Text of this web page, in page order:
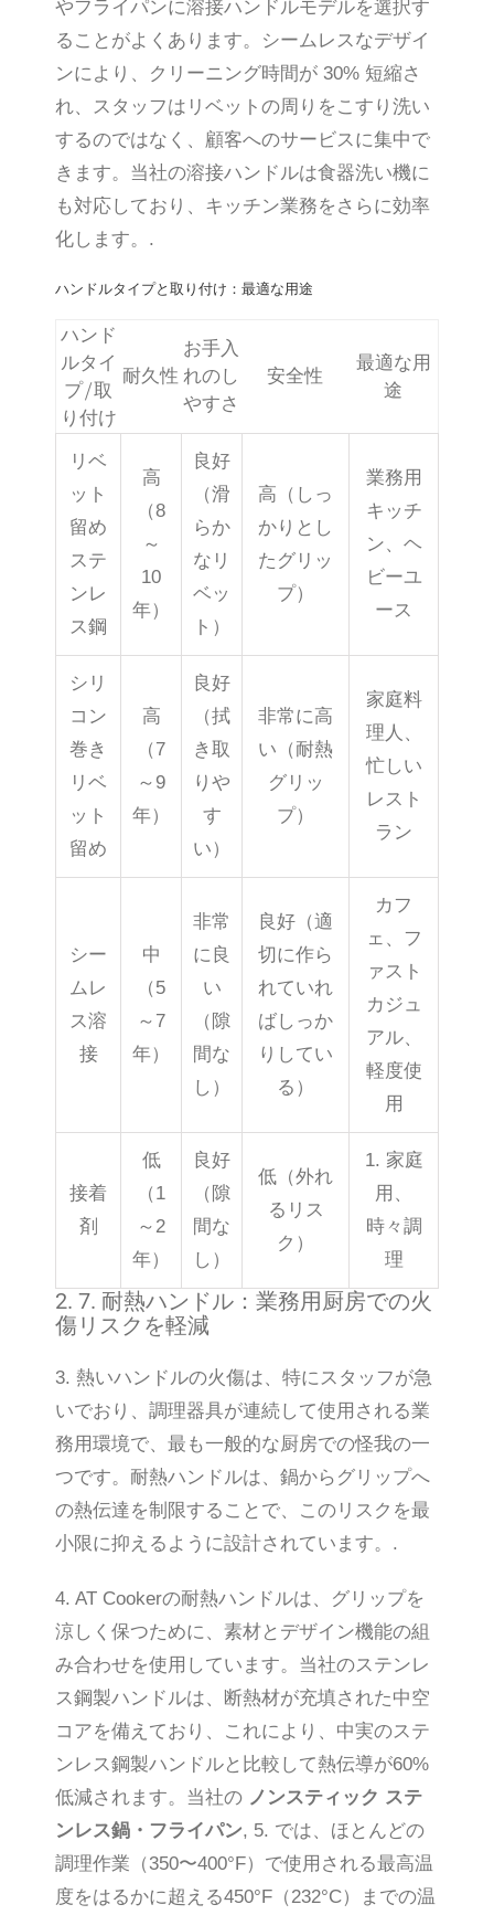
やフライパンに溶接ハンドルモデルを選択す
ることがよくあります。シームレスなデザイ
ンにより、クリーニング時間が 30% 短縮さ
れ、スタッフはリベットの周りをこすり洗い
するのではなく、顧客へのサービスに集中で
きます。当社の溶接ハンドルは食器洗い機に
も対応しており、キッチン業務をさらに効率
化します。.
ハンドルタイプと取り付け：最適な用途
ハンド
ルタイ
プ/取
り付け
耐久性
お手入
れのし
やすさ
安全性
最適な用
途
リベ
ット
留め
ステ
ンレ
ス鋼
高
（8
～
10
年）
良好
（滑
らか
なリ
ベッ
ト）
高（しっ
かりとし
たグリッ
プ）
業務用
キッチ
ン、ヘ
ビーユ
ース
シリ
コン
巻き
リベ
ット
留め
高
（7
～9
年）
良好
（拭
き取
りや
す
い）
非常に高
い（耐熱
グリッ
プ）
家庭料
理人、
忙しい
レスト
ラン
シー
ムレ
ス溶
接
中
（5
～7
年）
非常
に良
い
（隙
間な
し）
良好（適
切に作ら
れていれ
ばしっか
りしてい
る）
カフ
ェ、フ
ァスト
カジュ
アル、
軽度使
用
接着
剤
低
（1
～2
年）
良好
（隙
間な
し）
低（外れ
るリス
ク）
1. 家庭
用、
時々調
理
2. 7. 耐熱ハンドル：業務用厨房での火
傷リスクを軽減
3. 熱いハンドルの火傷は、特にスタッフが急
いでおり、調理器具が連続して使用される業
務用環境で、最も一般的な厨房での怪我の一
つです。耐熱ハンドルは、鍋からグリップへ
の熱伝達を制限することで、このリスクを最
小限に抑えるように設計されています。.
4. AT Cookerの耐熱ハンドルは、グリップを
涼しく保つために、素材とデザイン機能の組
み合わせを使用しています。当社のステンレ
ス鋼製ハンドルは、断熱材が充填された中空
コアを備えており、これにより、中実のステ
ンレス鋼製ハンドルと比較して熱伝導が60%
低減されます。当社の ノンスティック ステ
ンレス鍋・フライパン, 5. では、ほとんどの
調理作業（350〜400°F）で使用される最高温
度をはるかに超える450°F（232°C）までの温